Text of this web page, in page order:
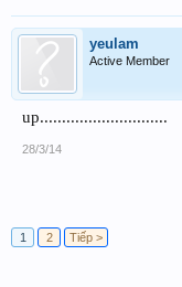
yeulam
Active Member
up.............................
28/3/14
1
2 Tiếp >